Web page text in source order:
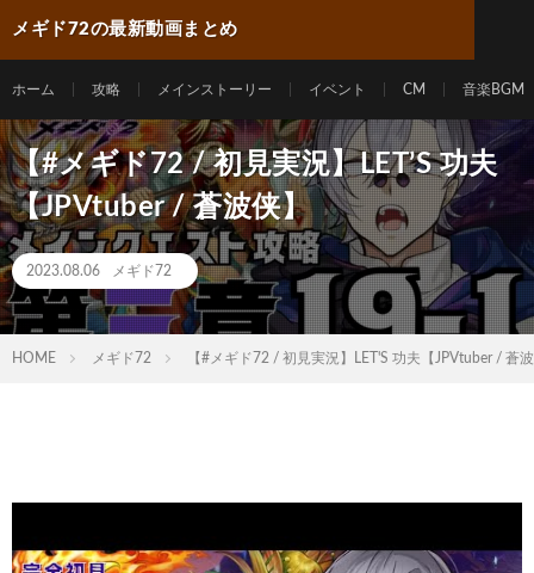
メギド72の最新動画まとめ
ホーム 攻略 メインストーリー イベント CM 音楽BGM
【#メギド72 / 初見実況】LET’S 功夫
【JPVtuber / 蒼波侠】
2023.08.06 メギド72
HOME メギド72 【#メギド72 / 初見実況】LET'S 功夫【JPVtuber / 蒼